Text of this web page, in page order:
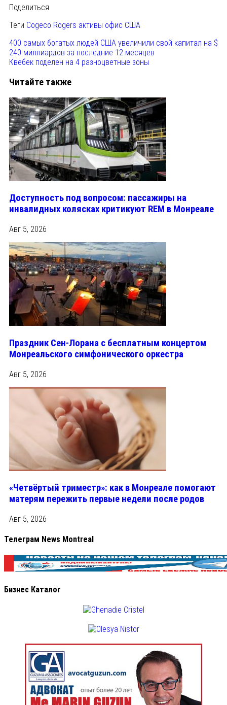
Поделиться
Теги Cogeco Rogers активы офис США
400 самых богатых людей США увеличили свой капитал на $
240 миллиардов за последние 12 месяцев
Квебек поделен на 4 разноцветные зоны
Читайте также
Доступность под вопросом: пассажиры на
инвалидных колясках критикуют REM в Монреале
Авг 5, 2026
Праздник Сен-Лорана с бесплатным концертом
Монреальского симфонического оркестра
Авг 5, 2026
«Четвёртый триместр»: как в Монреале помогают
матерям пережить первые недели после родов
Авг 5, 2026
Телеграм News Montreal
Бизнес Каталог